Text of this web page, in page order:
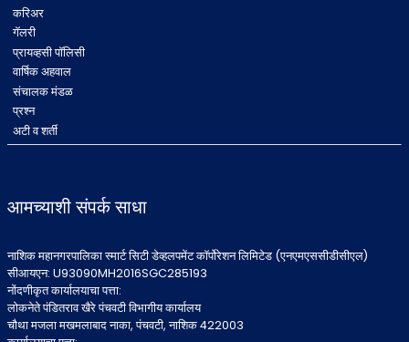
करिअर
गॅलरी
प्रायव्हसी पॉलिसी
वार्षिक अहवाल
संचालक मंडळ
प्रश्न
अटी व शर्ती
आमच्याशी संपर्क साधा
नाशिक महानगरपालिका स्मार्ट सिटी डेव्हलपमेंट कॉर्पोरेशन लिमिटेड (एनएमएससीडीसीएल)
सीआयएन: U93090MH2016SGC285193
नोंदणीकृत कार्यालयाचा पत्ता:
लोकनेते पंडितराव खैरे पंचवटी विभागीय कार्यालय
चौथा मजला मखमलाबाद नाका, पंचवटी, नाशिक 422003